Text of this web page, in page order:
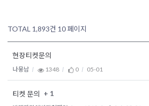
TOTAL 1,893건 10 페이지
현장티켓문의
나뭉남 1348 0 05-01
티켓 문의 + 1